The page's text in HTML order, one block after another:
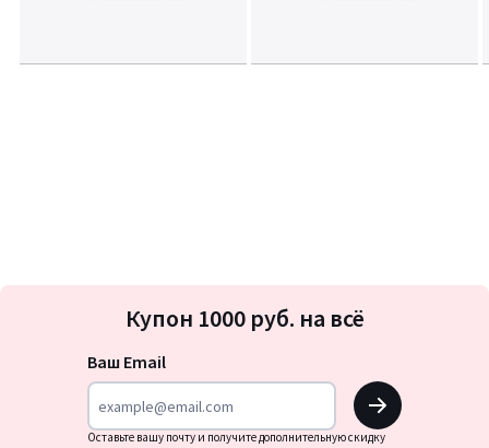
на
Купон 1000 руб. на всё
Ваш Email
OK
Оставьте вашу почту и получите дополнительную скидку